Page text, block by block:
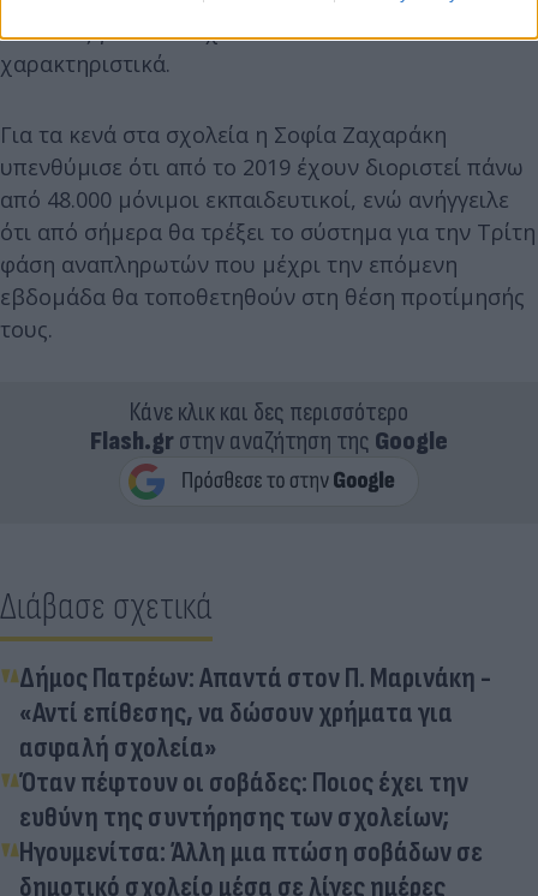
Παιδείας γιατί δεν έχει δικαιοδοσία» είπε
χαρακτηριστικά.
Για τα κενά στα σχολεία η Σοφία Ζαχαράκη
υπενθύμισε ότι από το 2019 έχουν διοριστεί πάνω
από 48.000 μόνιμοι εκπαιδευτικοί, ενώ ανήγγειλε
ότι από σήμερα θα τρέξει το σύστημα για την Τρίτη
φάση αναπληρωτών που μέχρι την επόμενη
εβδομάδα θα τοποθετηθούν στη θέση προτίμησής
τους.
Κάνε κλικ και δες περισσότερο
Flash.grστην αναζήτηση της Google
Διάβασε σχετικά
Δήμος Πατρέων: Απαντά στον Π. Μαρινάκη -
«Αντί επίθεσης, να δώσουν χρήματα για
ασφαλή σχολεία»
Όταν πέφτουν οι σοβάδες: Ποιος έχει την
ευθύνη της συντήρησης των σχολείων;
Ηγουμενίτσα: Άλλη μια πτώση σοβάδων σε
δημοτικό σχολείο μέσα σε λίγες ημέρες